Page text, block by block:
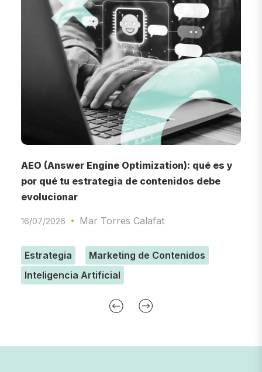
AEO (Answer Engine Optimization): qué es y
por qué tu estrategia de contenidos debe
evolucionar
16/07/2026 Mar Torres Calafat
Estrategia
Marketing de Contenidos
Inteligencia Artificial